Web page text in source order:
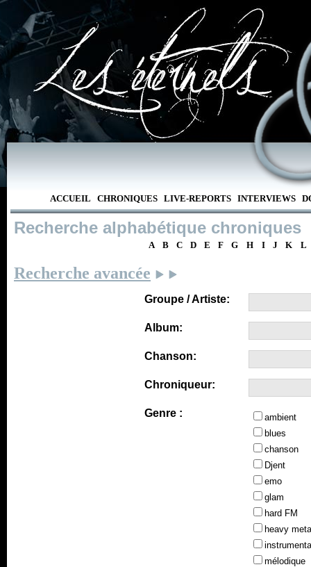
ACCUEIL CHRONIQUES LIVE-REPORTS INTERVIEWS
Recherche alphabétique chroniques
A B C D E F G H I J K L
Recherche avancée
Groupe / Artiste:
Album:
Chanson:
Chroniqueur:
Genre :
ambient
blues
chanson
Djent
emo
glam
hard FM
heavy
mélodique